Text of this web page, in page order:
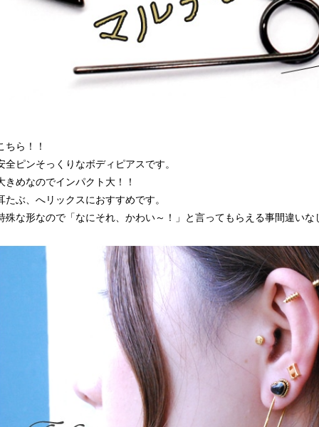
ちら！！
全ピンそっくりなボディピアスです。
きめなのでインパクト大！！
たぶ、へリックスにおすすめです。
殊な形なので「なにそれ、かわい～！」と言ってもらえる事間違いな